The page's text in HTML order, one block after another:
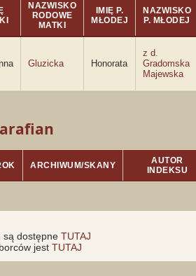
NAZWISKO
RODOWE
MATKI
IMIĘ P.
MŁODEJ
NAZWISKO
P. MŁODEJ
Gluzicka Honorata
z d.
Gradomska
Majewska
ARCHIWUM/SKANY
AUTOR
INDEKSU
są dostępneTUTAJ
jest TUTAJ